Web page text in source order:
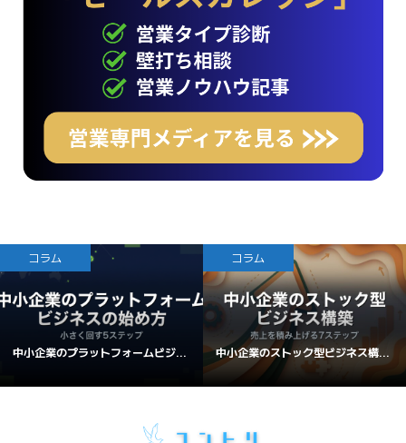
コラム
中小企業のプラットフォームビジ...
コラム
中小企業のストック型ビジネス構...